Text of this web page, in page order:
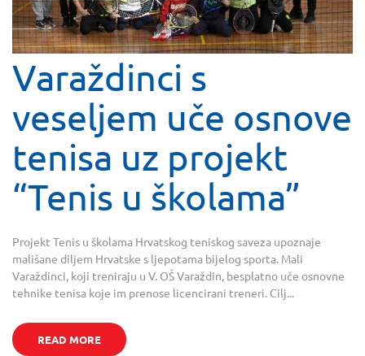
Varaždinci s
veseljem uče osnove
tenisa uz projekt
“Tenis u školama”
Projekt Tenis u školama Hrvatskog teniskog saveza upoznaje
mališane diljem Hrvatske s ljepotama bijelog sporta. Mali
Varaždinci, koji treniraju u V. OŠ Varaždin, besplatno uče osnovne
tehnike tenisa koje im prenose licencirani treneri. Cilj...
READ MORE